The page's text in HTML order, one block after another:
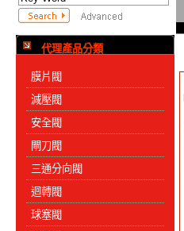
代理產品分類
膜片閥
減壓閥
安全閥
閘刀閥
三通分向閥
迴轉閥
球塞閥